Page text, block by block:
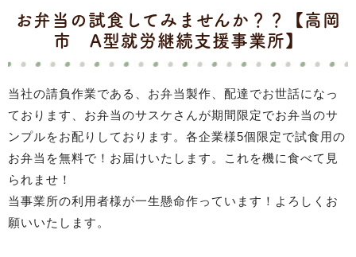
お弁当の試食してみませんか？？【高岡
市 A型就労継続支援事業所】
当社の請負作業である、お弁当製作、配達でお世話になっ
ております、お弁当のサスケさんが期間限定でお弁当のサ
ンプルをお配りしております。各企業様5個限定で試食用の
お弁当を無料で！お届けいたします。これを機に食べて見
られませ！
当事業所の利用者様が一生懸命作っています！よろしくお
願いいたします。